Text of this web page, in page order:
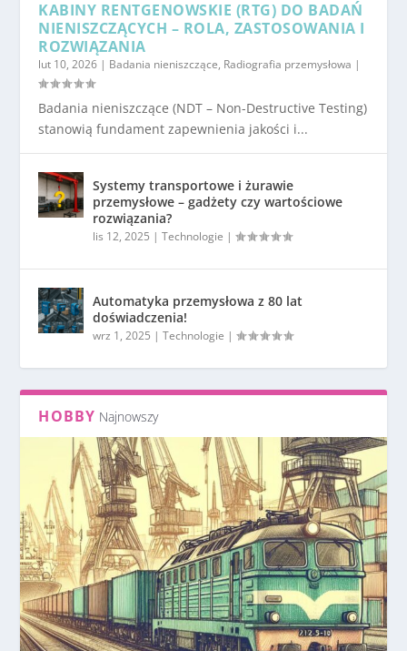
KABINY RENTGENOWSKIE (RTG) DO BADAŃ
NIENISZCZĄCYCH – ROLA, ZASTOSOWANIA I
ROZWIĄZANIA
lut 10, 2026 | Badania nieniszczące, Radiografia przemysłowa |
Badania nieniszczące (NDT – Non-Destructive Testing)
stanowią fundament zapewnienia jakości i...
Systemy transportowe i żurawie
przemysłowe – gadżety czy wartościowe
rozwiązania?
lis 12, 2025 |Technologie |
Automatyka przemysłowa z 80 lat
doświadczenia!
wrz 1, 2025 |Technologie |
HOBBY Najnowszy